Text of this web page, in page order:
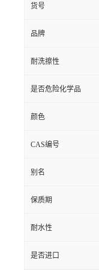
货号
品牌
耐洗擦性
是否危险化学品
颜色
CAS编号
别名
保质期
耐水性
是否进口